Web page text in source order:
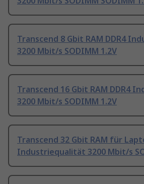
Transcend 8 Gbit RAM DDR4
3200 Mbit/s SODIMM 1.2V
Transcend 16 Gbit RAM DDR4
3200 Mbit/s SODIMM 1.2V
Transcend 32 Gbit RAM für
Industriequalität 3200 Mbit/s